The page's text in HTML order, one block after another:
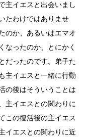
主イエスと出会いまし
たわけではありませ
のか、あるいはエマオ
なったのか、とにかく
だったのです。弟子た
主イエスと一緒に行動
の後はそういうことは
主イエスとの関わりに
この復活後の主イエス
イエスとの関わりに近